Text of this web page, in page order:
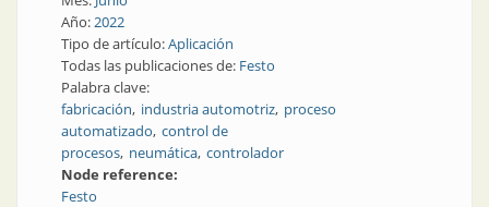
Año:2022
Tipo de artículo:Aplicación
Todas las publicaciones de: Festo
Palabra clave:
fabricación industria automotriz proceso
automatizado control de
procesos neumática controlador
Node reference:
Festo